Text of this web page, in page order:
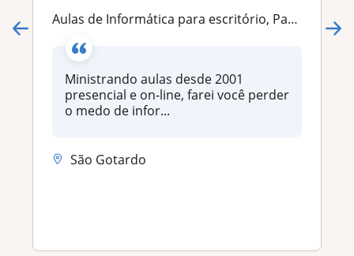
Aulas de Informática para escritório, Pacote Office e Sistema Operacional
Ministrando aulas desde 2001
presencial e on-line, farei você perder
o medo de infor...
São Gotardo